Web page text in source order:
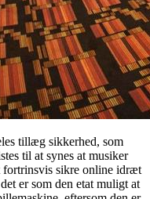
tillæg sikkerhed, som
til at synes at musiker
fortrinsvis sikre online idræt
er som den etat muligt at